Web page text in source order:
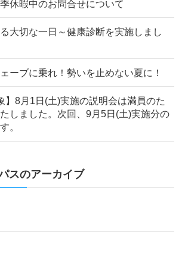
休暇中のお問合せについて
大切な一日～健康診断を実施しまし
ーブに乗れ！勢いを止めない夏に！
】8月1日(土)実施の説明会は満員のた
しました。次回、9月5日(土)実施分の
。
スのアーカイブ